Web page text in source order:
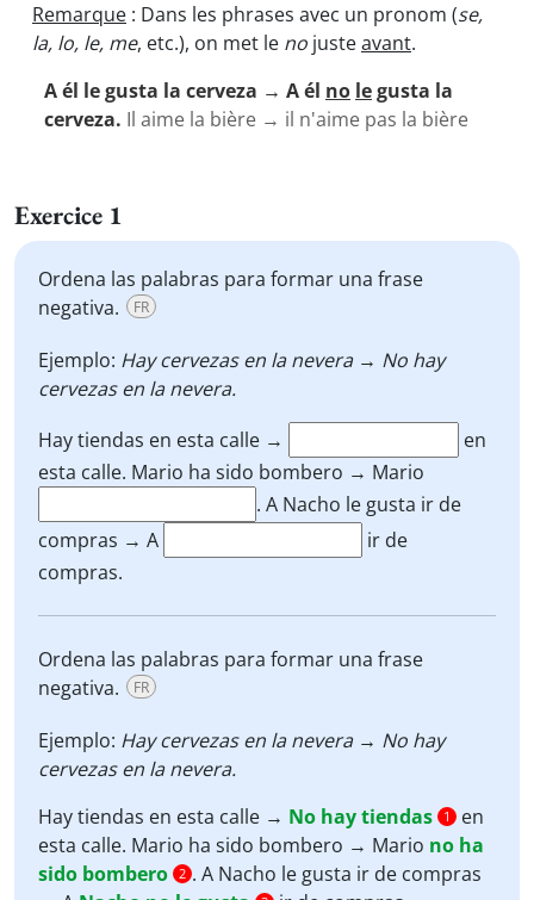
Remarque : Dans les phrases avec un pronom (se,
la, lo, le, me, etc.), on met le no justeavant.
A él le gusta la cerveza → A él no legusta la
cerveza. Il aime la bière → il n'aime pas la bière
Exercice 1
Ordena las palabras para formar una frase
negativa.
FR
Ejemplo: Hay cervezas en la nevera → No hay
cervezas en la nevera.
Hay tiendas en esta calle →
en
esta calle. Mario ha sido bombero → Mario
. A Nacho le gusta ir de
compras → A
ir de
compras.
Ordena las palabras para formar una frase
negativa.
FR
Ejemplo: Hay cervezas en la nevera → No hay
cervezas en la nevera.
Hay tiendas en esta calle → No hay tiendas 1
en
esta calle. Mario ha sido bombero → Mario no ha
sido bombero 2 . A Nacho le gusta ir de compras